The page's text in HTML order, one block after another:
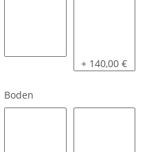
1 Paar
+ 140,00 €
Boden